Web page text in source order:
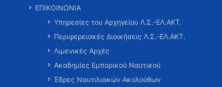
ΕΠΙΚΟΙΝΩΝΙΑ
Υπηρεσίες του Αρχηγείου Λ.Σ.-ΕΛ.ΑΚΤ.
Περιφερειακές Διοικήσεις Λ.Σ.-ΕΛ.ΑΚΤ.
Λιμενικές Αρχές
Ακαδημίες Εμπορικού Ναυτικού
Έδρες Ναυτιλιακών Ακολούθων